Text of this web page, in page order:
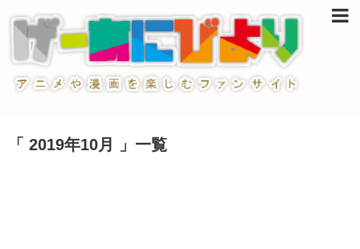
「 2019年10月 」一覧